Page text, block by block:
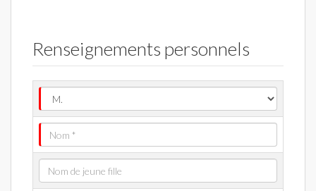
Renseignements personnels